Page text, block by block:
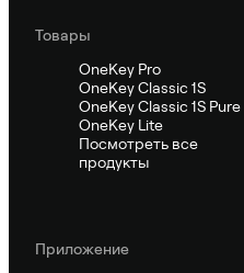
Товары
OneKey Pro
OneKey Classic 1S
OneKey Classic 1S Pure
OneKey Lite
Посмотреть все
продукты
Приложение